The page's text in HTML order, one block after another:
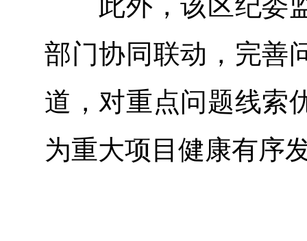
部门协同联动，完善
道，对重点问题线索
为重大项目健康有序